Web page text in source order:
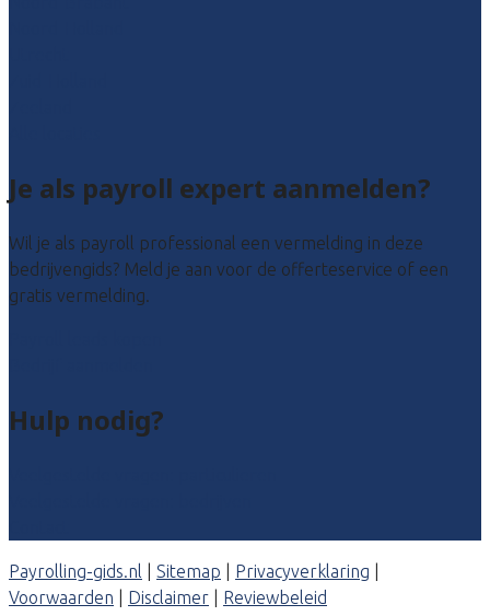
Je als payroll expert aanmelden?
Wil je als payroll professional een vermelding in deze
bedrijvengids? Meld je aan voor de offerteservice of een
gratis vermelding.
Hulp nodig?
Payrolling-gids.nl Sitemap Privacyverklaring
Voorwaarden
Disclaimer Reviewbeleid